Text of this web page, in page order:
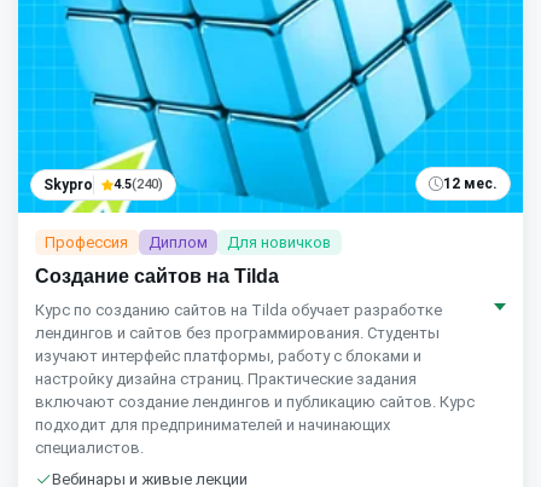
Skypro 4.5(240) 12 мес.
Профессия Диплом Для новичков
Создание сайтов на Tilda
Курс по созданию сайтов на Tilda обучает разработке
лендингов и сайтов без программирования. Студенты
изучают интерфейс платформы, работу с блоками и
настройку дизайна страниц. Практические задания
включают создание лендингов и публикацию сайтов. Курс
подходит для предпринимателей и начинающих
специалистов.
Вебинары и живые лекции